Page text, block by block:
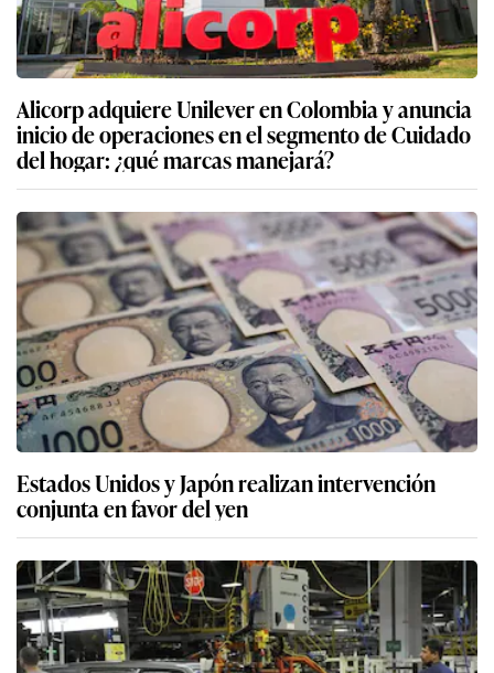
Alicorp adquiere Unilever en Colombia y anuncia
inicio de operaciones en el segmento de Cuidado
del hogar: ¿qué marcas manejará?
Estados Unidos y Japón realizan intervención
conjunta en favor del yen